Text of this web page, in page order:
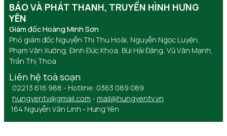
BÁO VÀ PHÁT THANH, TRUYỀN HÌNH HƯNG
YÊN
Giám đốc Hoàng Minh Sơn
Phó giám đốc Nguyễn Thị Thu Hoài, Nguyễn Ngọc Luyện,
Phạm Văn Xướng, Đinh Đức Khoa, Bùi Hải Đăng, Vũ Văn Mạnh,
Trần Thị Thoa
Liên hệ toà soạn
02213 616 988 - Hotline: 0363 089 089
hungyentv@gmail.com - mail@hungyentv.vn
164 Nguyễn Văn Linh - Hưng Yên